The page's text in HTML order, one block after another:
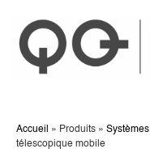
Accueil » Produits » Systèmes
télescopique mobile